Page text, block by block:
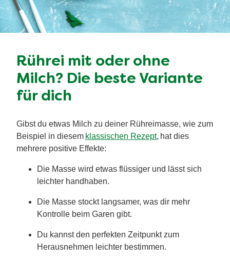
Rührei mit oder ohne
Milch? Die beste Variante
für dich
Gibst du etwas Milch zu deiner Rühreimasse, wie zum
Beispiel in diesem klassischen Rezept, hat dies
mehrere positive Effekte:
Die Masse wird etwas flüssiger und lässt sich
leichter handhaben.
Die Masse stockt langsamer, was dir mehr
Kontrolle beim Garen gibt.
Du kannst den perfekten Zeitpunkt zum
Herausnehmen leichter bestimmen.